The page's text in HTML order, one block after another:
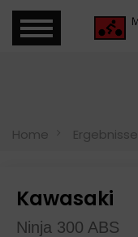
Home Ergebnisse
Kawasaki
Ninja 300 ABS